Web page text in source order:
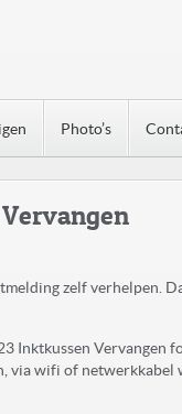
Photo’s
zelf verhelpen.
Inktkussen
via wifi of netwerkkabel